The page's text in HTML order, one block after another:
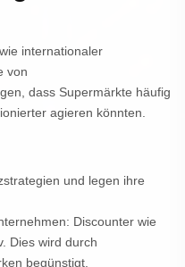
internationaler
von
dass Supermärkte häufig
agieren könnten.
und legen ihre
Discounter wie
Dies wird durch
begünstigt.